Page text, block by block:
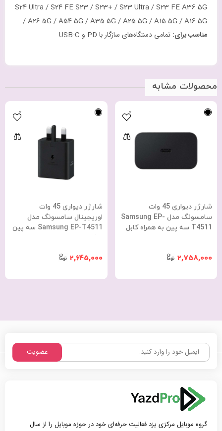
S24 Ultra / S24 FE S23 / S23+ / S23 Ultra / S23 FE A36 5G
/ A26 5G / A54 5G / A35 5G / A25 5G / A15 5G / A16 5G
مناسب برای: تمامی دستگاه‌های سازگار با PD و USB-C
محصولات مشابه
شارژر دیواری 45 وات
سامسونگ مدل Samsung EP-
T4511 سه پین به همراه کابل
2,758,000
0
شارژر دیواری 45 وات
اوریجینال سامسونگ مدل
Samsung EP-T4511 سه پین
2,645,000
0
عضویت
گروه موبایل مرکزی یزد فعالیت حرفه‌ای خود در حوزه موبایل را از سال